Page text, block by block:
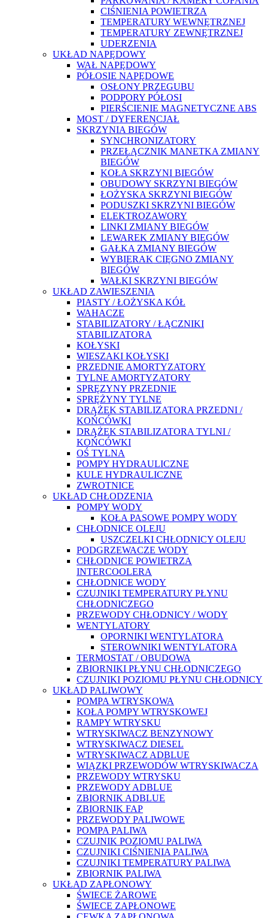
CIŚNIENIA POWIETRZA
TEMPERATURY WEWNĘTRZNEJ
TEMPERATURY ZEWNĘTRZNEJ
UDERZENIA
UKŁAD NAPĘDOWY
WAŁ NAPĘDOWY
PÓŁOSIE NAPĘDOWE
OSŁONY PRZEGUBU
PODPORY PÓŁOSI
PIERŚCIENIE MAGNETYCZNE ABS
MOST / DYFERENCJAŁ
SKRZYNIA BIEGÓW
SYNCHRONIZATORY
PRZEŁĄCZNIK MANETKA ZMIANY
BIEGÓW
KOŁA SKRZYNI BIEGÓW
OBUDOWY SKRZYNI BIEGÓW
ŁOŻYSKA SKRZYNI BIEGÓW
PODUSZKI SKRZYNI BIEGÓW
ELEKTROZAWORY
LINKI ZMIANY BIEGÓW
LEWAREK ZMIANY BIEGÓW
GAŁKA ZMIANY BIEGÓW
WYBIERAK CIĘGNO ZMIANY
BIEGÓW
WAŁKI SKRZYNI BIEGÓW
UKŁAD ZAWIESZENIA
PIASTY / ŁOŻYSKA KÓŁ
WAHACZE
STABILIZATORY / ŁĄCZNIKI
STABILIZATORA
KOŁYSKI
WIESZAKI KOŁYSKI
PRZEDNIE AMORTYZATORY
TYLNE AMORTYZATORY
SPRĘZYNY PRZEDNIE
SPRĘŻYNY TYLNE
DRĄŻEK STABILIZATORA PRZEDNI /
KOŃCÓWKI
DRĄŻEK STABILIZATORA TYLNI /
KOŃCÓWKI
OŚ TYLNA
POMPY HYDRAULICZNE
KULE HYDRAULICZNE
ZWROTNICE
UKŁAD CHŁODZENIA
POMPY WODY
KOŁA PASOWE POMPY WODY
CHŁODNICE OLEJU
USZCZELKI CHŁODNICY OLEJU
PODGRZEWACZE WODY
CHŁODNICE POWIETRZA
INTERCOOLERA
CHŁODNICE WODY
CZUJNIKI TEMPERATURY PŁYNU
CHŁODNICZEGO
PRZEWODY CHŁODNICY / WODY
WENTYLATORY
OPORNIKI WENTYLATORA
STEROWNIKI WENTYLATORA
TERMOSTAT / OBUDOWA
ZBIORNIKI PŁYNU CHŁODNICZEGO
CZUJNIKI POZIOMU PŁYNU CHŁODNICY
UKŁAD PALIWOWY
POMPA WTRYSKOWA
KOŁA POMPY WTRYSKOWEJ
RAMPY WTRYSKU
WTRYSKIWACZ BENZYNOWY
WTRYSKIWACZ DIESEL
WTRYSKIWACZ ADBLUE
WIĄZKI PRZEWODÓW WTRYSKIWACZA
PRZEWODY WTRYSKU
PRZEWODY ADBLUE
ZBIORNIK ADBLUE
ZBIORNIK FAP
PRZEWODY PALIWOWE
POMPA PALIWA
CZUJNIK POZIOMU PALIWA
CZUJNIKI CIŚNIENIA PALIWA
CZUJNIKI TEMPERATURY PALIWA
ZBIORNIK PALIWA
UKŁAD ZAPŁONOWY
ŚWIECE ŻAROWE
ŚWIECE ZAPŁONOWE